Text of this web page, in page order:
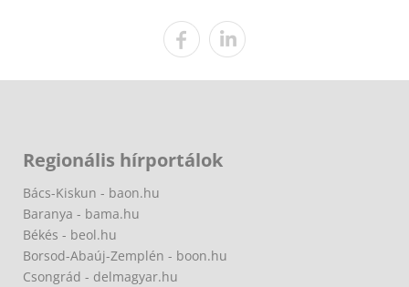
Regionális hírportálok
Bács-Kiskun - baon.hu
Baranya - bama.hu
Békés - beol.hu
Borsod-Abaúj-Zemplén - boon.hu
Csongrád - delmagyar.hu